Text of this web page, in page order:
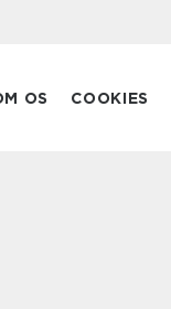
OS COOKIES